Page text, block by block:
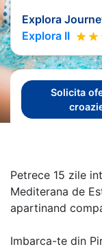
Explora
Explora II
Solicita
Petrece 15 zile
Mediterana de
apartinand
Imbarca-te din